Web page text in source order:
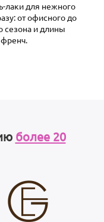
лаки для нежного
от офисного до
сезона и длины
френч.
более 20